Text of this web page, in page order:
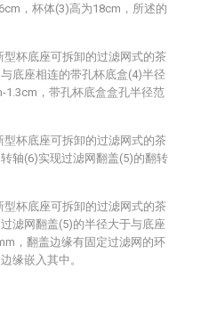
，杯体(3)高为18cm，所述的
杯底座可拆卸的过滤网式的茶
底座相连的带孔杯底盒(4)半径
1.3cm，带孔杯底盒盒孔半径范
型杯底座可拆卸的过滤网式的茶
轴(6)实现过滤网翻盖(5)的翻转
型杯底座可拆卸的过滤网式的茶
滤网翻盖(5)的半径大于与底座
，翻盖边缘有固定过滤网的环
缘嵌入其中。